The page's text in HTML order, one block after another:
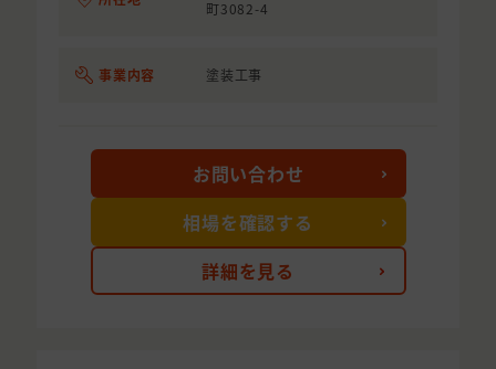
町3082-4
事業内容 塗装工事
詳細を見る
お問い合わせ
相場を確認する